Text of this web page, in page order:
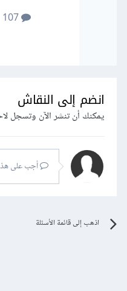
107
انضم إلى النقاش
يمكنك أن تنشر الآن وتسجل
أجب على
اذهب إلى قائمة الأسئلة